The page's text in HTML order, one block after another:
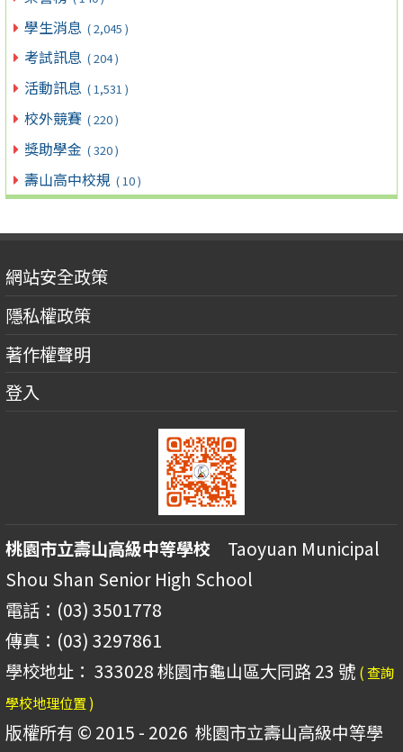
學生消息 ( 2,045 )
考試訊息 ( 204 )
活動訊息 ( 1,531 )
校外競賽 ( 220 )
獎助學金 ( 320 )
壽山高中校規 ( 10 )
網站安全政策
隱私權政策
著作權聲明
登入
桃園市立壽山高級中等學校 Taoyuan Municipal
Shou Shan Senior High School
電話：(03) 3501778
傳真：(03) 3297861
學校地址： 333028 桃園市龜山區大同路 23 號 ( 查詢
學校地理位置 )
版權所有 © 2015 - 2026 桃園市立壽山高級中等學